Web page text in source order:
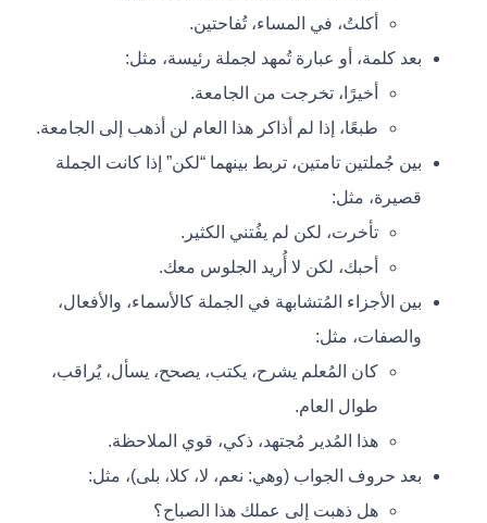
أكلتُ، في المساء، تُفاحتين.
بعد كلمة، أو عبارة تُمهد لجملة رئيسة، مثل:
أخيرًا، تخرجت من الجامعة.
طبعًا، إذا لم أذاكر هذا العام لن أذهب إلى الجامعة.
بين جُملتين تامتين، تربط بينهما “لكن” إذا كانت الجملة
قصيرة، مثل:
تأخرت، لكن لم يفُتني الكثير.
أحبك، لكن لا أُريد الجلوس معك.
بين الأجزاء المُتشابهة في الجملة كالأسماء، والأفعال،
والصفات، مثل:
كان المُعلم يشرح، يكتب، يصحح، يسأل، يُراقب،
طوال العام.
هذا المُدير مُجتهد، ذكي، قوي الملاحظة.
بعد حروف الجواب (وهي: نعم، لا، كلا، بلى)، مثل:
هل ذهبت إلى عملك هذا الصباح؟